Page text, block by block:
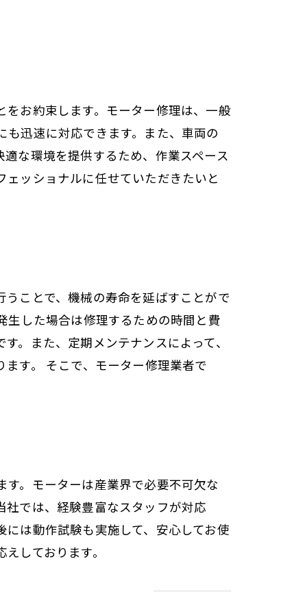
お約束します。モーター修理は、一般
迅速に対応できます。また、車両の
な環境を提供するため、作業スペース
ッショナルに任せていただきたいと
ことで、機械の寿命を延ばすことがで
生した場合は修理するための時間と費
。また、定期メンテナンスによって、
す。 そこで、モーター修理業者で
。モーターは産業界で必要不可欠な
では、経験豊富なスタッフが対応
は動作試験も実施して、安心してお使
しております。